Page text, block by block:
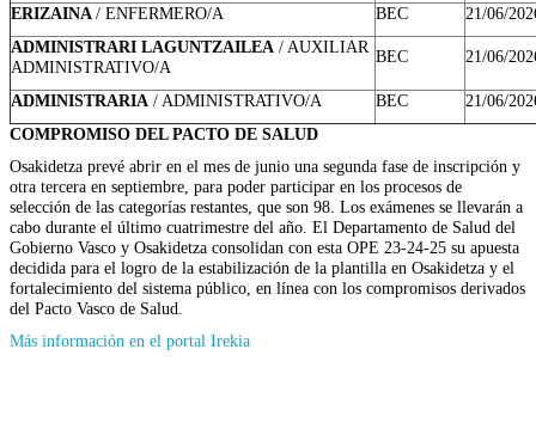
ERIZAINA / ENFERMERO/A BEC
21/06/
ADMINISTRARI LAGUNTZAILEA / AUXILIAR
ADMINISTRATIVO/A
BEC 21/06/
ADMINISTRARIA / ADMINISTRATIVO/A BEC
21/06/
COMPROMISO DEL PACTO DE SALUD
Osakidetza prevé abrir en el mes de junio una segunda fase de inscripción y
otra tercera en septiembre, para poder participar en los procesos de
selección de las categorías restantes, que son 98. Los exámenes se llevarán a
cabo durante el último cuatrimestre del año. El Departamento de Salud del
Gobierno Vasco y Osakidetza consolidan con esta OPE 23-24-25 su apuesta
decidida para el logro de la estabilización de la plantilla en Osakidetza y el
fortalecimiento del sistema público, en línea con los compromisos derivados
del Pacto Vasco de Salud.
Más información en el portal Irekia(Se